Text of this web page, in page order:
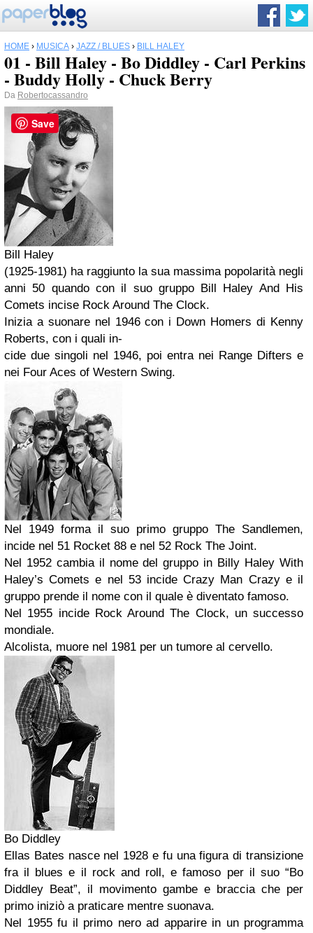
HOME › MUSICA › JAZZ / BLUES › BILL HALEY
01 - Bill Haley - Bo Diddley - Carl Perkins
- Buddy Holly - Chuck Berry
Da Robertocassandro
Bill Haley
(1925-1981) ha raggiunto la sua massima popolarità negli
anni 50 quando con il suo gruppo Bill Haley And His
Comets incise Rock Around The Clock.
Inizia a suonare nel 1946 con i Down Homers di Kenny
Roberts, con i quali in-
cide due singoli nel 1946, poi entra nei Range Difters e
nei Four Aces of Western Swing.
Nel 1949 forma il suo primo gruppo The Sandlemen,
incide nel 51 Rocket 88 e nel 52 Rock The Joint.
Nel 1952 cambia il nome del gruppo in Billy Haley With
Haley’s Comets e nel 53 incide Crazy Man Crazy e il
gruppo prende il nome con il quale è diventato famoso.
Nel 1955 incide Rock Around The Clock, un successo
mondiale.
Alcolista, muore nel 1981 per un tumore al cervello.
Bo Diddley
Ellas Bates nasce nel 1928 e fu una figura di transizione
fra il blues e il rock and roll, e famoso per il suo “Bo
Diddley Beat”, il movimento gambe e braccia che per
primo iniziò a praticare mentre suonava.
Nel 1955 fu il primo nero ad apparire in un programma
Save